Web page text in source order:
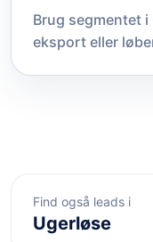
Brug segmentet
eksport eller
Find også leads i
Ugerløse